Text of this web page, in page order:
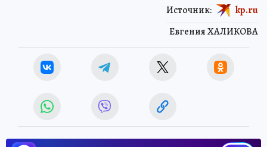
Евгения ХАЛИКОВА
Источник: kp.ru